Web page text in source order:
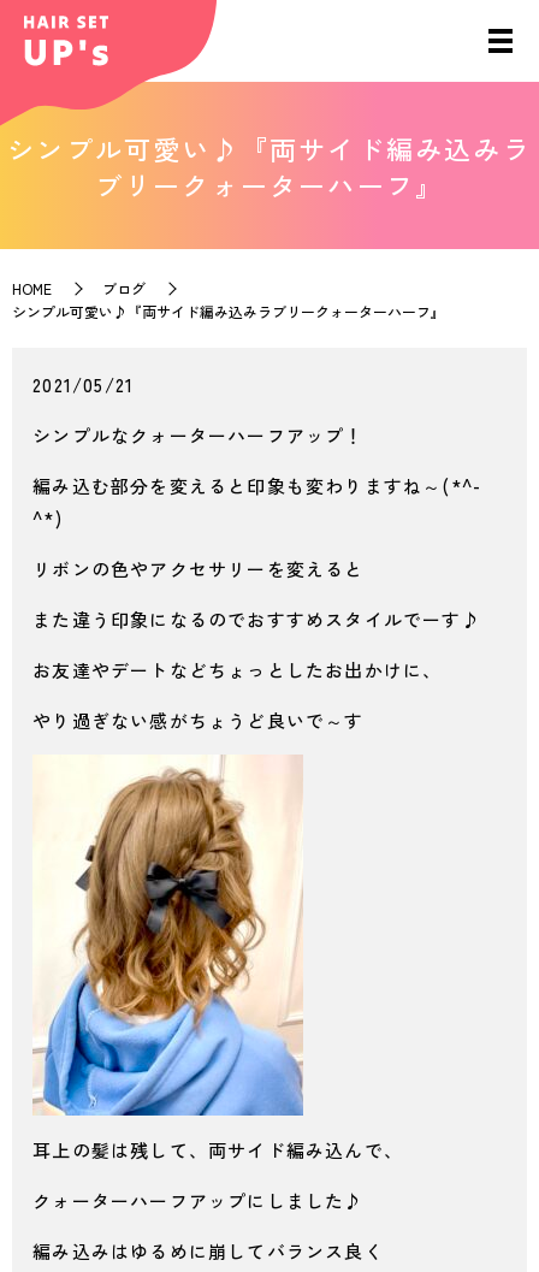
シンプル可愛い♪『両サイド編み込みラ
ブリークォーターハーフ』
HOME
ブログ
シンプル可愛い♪『両サイド編み込みラブリークォーターハーフ』
2021/05/21
シンプルなクォーターハーフアップ！
編み込む部分を変えると印象も変わりますね～(*^-
^*)
リボンの色やアクセサリーを変えると
また違う印象になるのでおすすめスタイルでーす♪
お友達やデートなどちょっとしたお出かけに、
やり過ぎない感がちょうど良いで～す
耳上の髪は残して、両サイド編み込んで、
クォーターハーフアップにしました♪
編み込みはゆるめに崩してバランス良く